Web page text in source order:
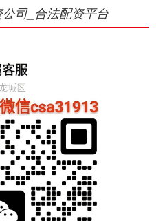
司_合法配资平台